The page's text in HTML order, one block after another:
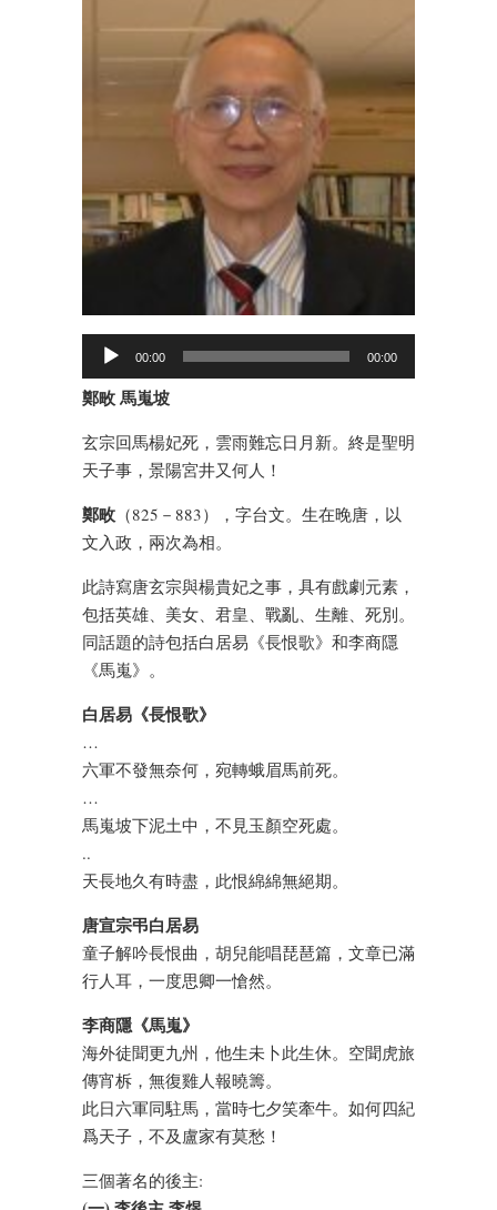
00:00 00:00
鄭畋 馬嵬坡
玄宗回馬楊妃死，雲雨難忘日月新。終是聖明
天子事，景陽宮井又何人！
鄭畋 （825－883），字台文。生在晚唐，以
文入政，兩次為相。
此詩寫唐玄宗與楊貴妃之事，具有戲劇元素，
包括英雄、美女、君皇、戰亂、生離、死別。
同話題的詩包括白居易《長恨歌》和李商隱
《馬嵬》。
白居易《長恨歌》
…
六軍不發無奈何，宛轉蛾眉馬前死。
…
馬嵬坡下泥土中，不見玉顏空死處。
..
天長地久有時盡，此恨綿綿無絕期。
唐宣宗弔白居易
童子解吟長恨曲，胡兒能唱琵琶篇，文章已滿
行人耳，一度思卿一愴然。
李商隱《馬嵬》
海外徒聞更九州，他生未卜此生休。空聞虎旅
傳宵柝，無復雞人報曉籌。
此日六軍同駐馬，當時七夕笑牽牛。如何四紀
爲天子，不及盧家有莫愁！
三個著名的後主: